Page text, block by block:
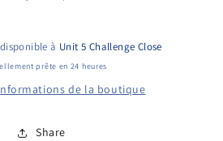
à Unit 5 Challenge Close
prête en 24 heures
de la boutique
Share